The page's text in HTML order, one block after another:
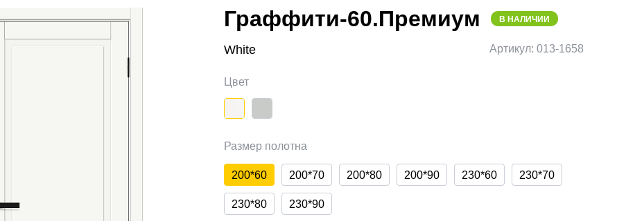
Граффити-60.Премиум В НАЛИЧИИ
White Артикул: 013-1658
Цвет
Размер полотна
200*60 200*70 200*80 200*90 230*60 230*70
230*80 230*90